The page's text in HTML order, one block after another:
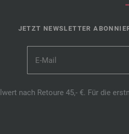
JETZT NEWSLETTER
nach Retoure 45,- €. Für die